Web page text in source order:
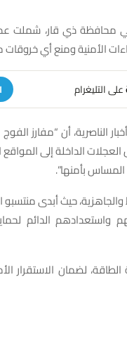
محافظة ذي قار، شملت
الأمنية ومنع أي
على التليغرام
الناصرية، أن “مفارز الفوج
الداخلة إلى
بأمنها”.
حيث أبدى منتسبو
الدائم
لضمان الاستقرار